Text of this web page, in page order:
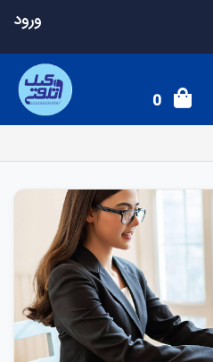
ورود
0